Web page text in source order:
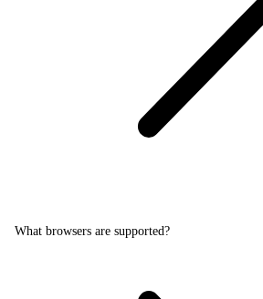
What browsers are supported?